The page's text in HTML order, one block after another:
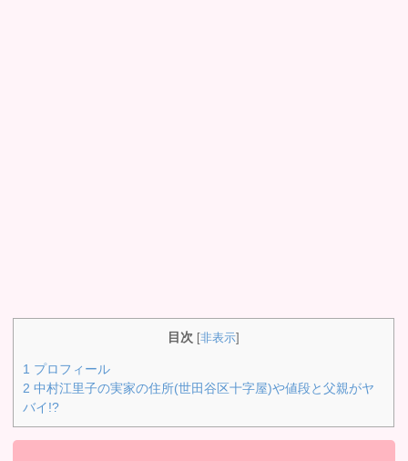
目次 [非表示]
1 プロフィール
2 中村江里子の実家の住所(世田谷区十字屋)や値段と父親がヤ
バイ!?